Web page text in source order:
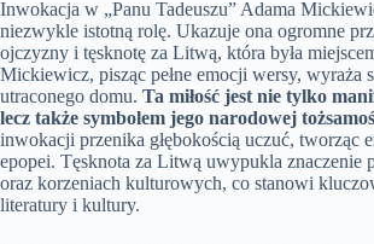
Inwokacja w „Panu Tadeuszu” Adama
niezwykle istotną rolę. Ukazuje ona ogromne
ojczyzny i tęsknotę za Litwą, która była
Mickiewicz, pisząc pełne emocji wersy, wyraża
utraconego domu. Ta miłość jest nie tylko
lecz także symbolem jego narodowej
inwokacji przenika głębokością uczuć, tworząc
epopei. Tęsknota za Litwą uwypukla znaczenie
oraz korzeniach kulturowych, co stanowi
literatury i kultury.